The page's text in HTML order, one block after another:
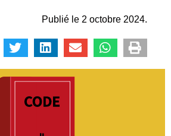
Publié le 2 octobre 2024.